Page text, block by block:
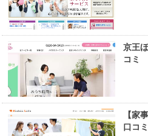
京王
コミ
【家
口コミ